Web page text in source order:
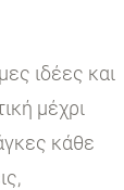
ιδέες και
μέχρι
κάθε